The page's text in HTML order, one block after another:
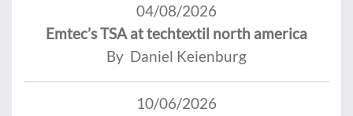
04/08/2026
Emtec’s TSA at techtextil north america
By Daniel Keienburg
10/06/2026